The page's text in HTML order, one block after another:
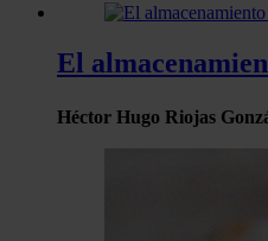
El
Héctor Hugo Riojas